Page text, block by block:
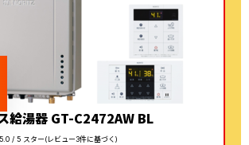
給湯器 GT-C2472AW BL
/ 5 スター(レビュー3件に基づく)